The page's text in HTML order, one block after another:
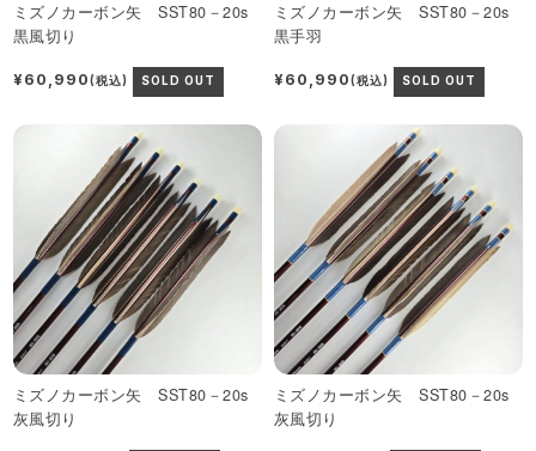
ミズノカーボン矢 SST80－20s
黒風切り
¥60,990(税込) SOLD OUT
ミズノカーボン矢 SST80－20s
黒手羽
¥60,990(税込) SOLD OUT
ミズノカーボン矢 SST80－20s
灰風切り
ミズノカーボン矢 SST80－20s
灰風切り